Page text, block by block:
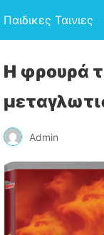
Παιδικες Ταινιες
Η φρουρά
Admin